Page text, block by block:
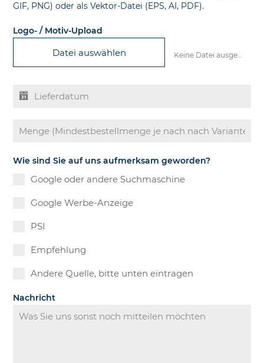
GIF, PNG) oder als Vektor-Datei (EPS, AI, PDF).
Logo- / Motiv-Upload
Datei auswählen Keine Datei ausgewählt
Wie sind Sie auf uns aufmerksam geworden?
Google oder andere Suchmaschine
Google Werbe-Anzeige
PSI
Empfehlung
Andere Quelle, bitte unten eintragen
Nachricht